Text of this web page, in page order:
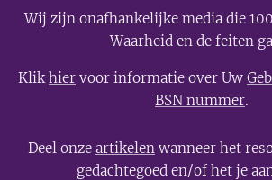
Wij zijn onafhankelijke media die
Waarheid en de feiten
Klikhier voor informatie over Uw
BSN nummer.
Deel onze artikelen wanneer het
gedachtegoed en/of het je